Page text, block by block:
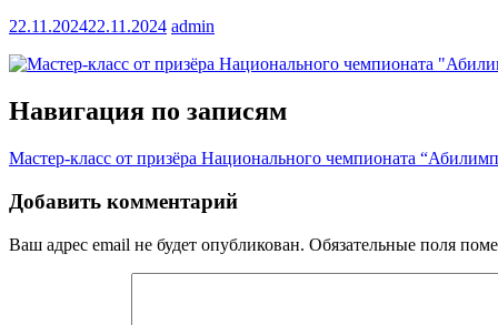
22.11.202422.11.2024 admin
Навигация по записям
Мастер-класс от призёра Национального чемпионата
Добавить комментарий
Ваш адрес email не будет опубликован. Обязательные поля